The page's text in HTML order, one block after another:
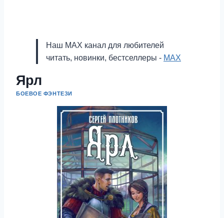
Наш MAX канал для любителей
читать, новинки, бестселлеры - MAX
Ярл
БОЕВОЕ ФЭНТЕЗИ